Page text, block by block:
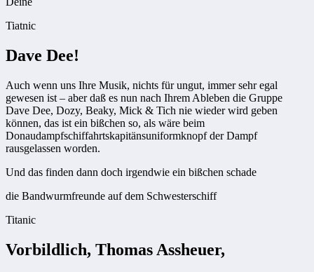
Tiatnic
Dave Dee!
Auch wenn uns Ihre Musik, nichts für ungut, immer sehr egal
gewesen ist – aber daß es nun nach Ihrem Ableben die Gruppe
Dave Dee, Dozy, Beaky, Mick & Tich nie wieder wird geben
können, das ist ein bißchen so, als wäre beim
Donaudampfschiffahrtskapitänsuniformknopf der Dampf
rausgelassen worden.
Und das finden dann doch irgendwie ein bißchen schade
die Bandwurmfreunde auf dem Schwesterschiff
Titanic
Vorbildlich, Thomas Assheuer,